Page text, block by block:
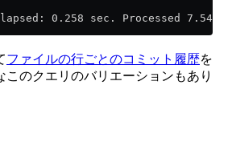
0.258 sec. Processed 7.54
ファイルの行ごとのコミット履歴を
このクエリのバリエーションもあり